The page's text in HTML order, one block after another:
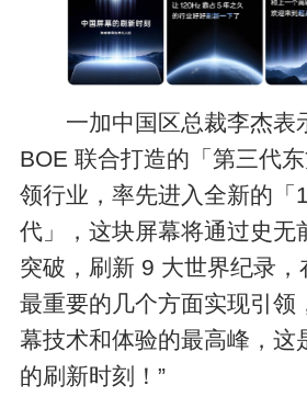
一加中国区总裁李杰表
BOE 联合打造的「第三代东
领行业，率先进入全新的「
代」，这块屏幕将通过史无
突破，刷新 9 大世界纪录，
最重要的几个方面实现引领
幕技术和体验的最高峰，这
的刷新时刻！”